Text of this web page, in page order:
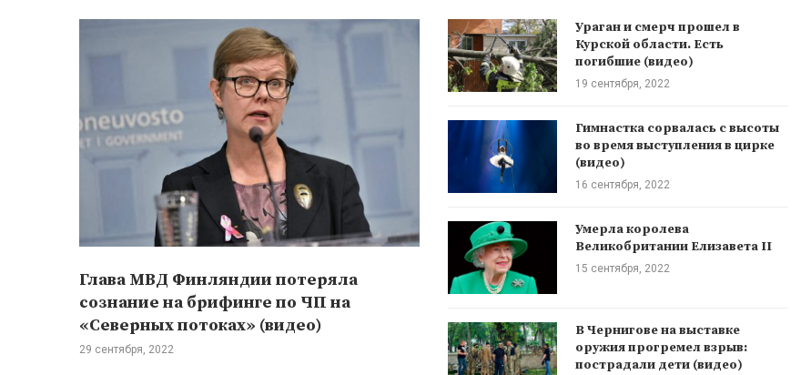
Глава МВД Финляндии потеряла
сознание на брифинге по ЧП на
«Северных потоках» (видео)
29 сентября, 2022
Ураган и смерч прошел в
Курской области. Есть
погибшие (видео)
19 сентября, 2022
Гимнастка сорвалась с высоты
во время выступления в цирке
(видео)
16 сентября, 2022
Умерла королева
Великобритании Елизавета II
15 сентября, 2022
В Чернигове на выставке
оружия прогремел взрыв:
пострадали дети (видео)